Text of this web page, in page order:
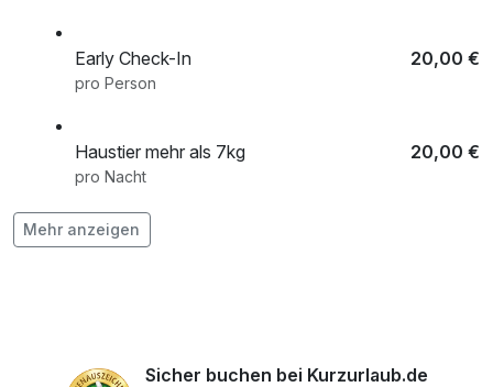
Early Check-In 20,00 €
pro Person
Haustier mehr als 7kg 20,00 €
pro Nacht
Haustier weniger als 7kg
Mehr anzeigen
Sicher buchen bei Kurzurlaub.de